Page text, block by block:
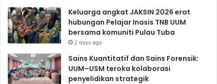
Keluarga angkat JAKSIN 2026 erat
hubungan Pelajar Inasis TNB UUM
bersama komuniti Pulau Tuba
2 days ago
Sains Kuantitatif dan Sains Forensik:
UUM–USM teroka kolaborasi
penyelidikan strategik